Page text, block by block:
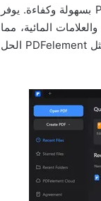
Wondershare PDFelement هو برنامج شامل يلبي جميع احتياجات تحرير وإدارة ملفات PDF بسهولة وكفاءة. يوفر
المائية، مما
يعزز إنتاجية المستخدمين ويسهل مهامهم اليومية. بفضل واجهته البسيطة وميزاته المتقدمة، يمثل PDFelement الحل